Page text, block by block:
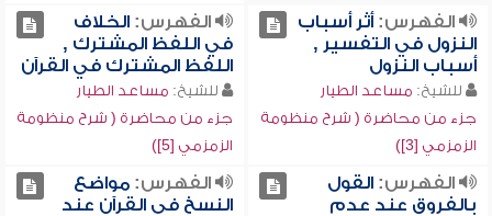
الفهرس:أثر أسباب
النزول في التفسير ,
أسباب النزول
للشيخ: مساعد الطيار
جزء من محاضرة ( شرح منظومة
الزمزمي [3])
الفهرس:الخلاف
في اللفظ المشترك ,
اللفظ المشترك في القرآن
للشيخ: مساعد الطيار
جزء من محاضرة ( شرح منظومة
الزمزمي [5])
الفهرس:القول
بالفروق عند عدم
الفهرس:مواضع
النسخ في القرآن عند